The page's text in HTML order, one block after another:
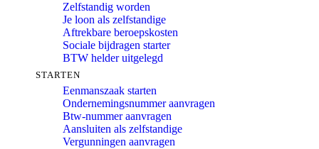
Zelfstandig worden
Je loon als zelfstandige
Aftrekbare beroepskosten
Sociale bijdragen starter
BTW helder uitgelegd
STARTEN
Eenmanszaak starten
Ondernemingsnummer aanvragen
Btw-nummer aanvragen
Aansluiten als zelfstandige
Vergunningen aanvragen